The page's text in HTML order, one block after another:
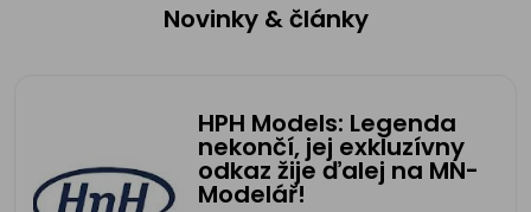
Novinky & články
HPH Models: Legenda
nekončí, jej exkluzívny
odkaz žije ďalej na MN-
Modelář!